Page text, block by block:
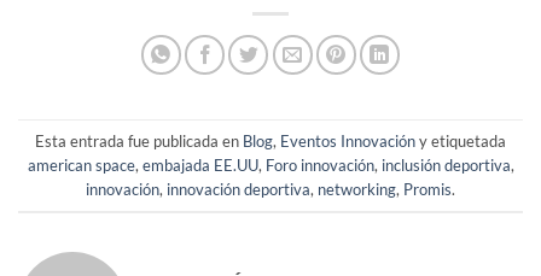
Esta entrada fue publicada en Blog, Eventos Innovacióny etiquetada
american space, embajada EE.UU, Foro innovación, inclusión deportiva,
innovación, innovación deportiva, networking, Promis.